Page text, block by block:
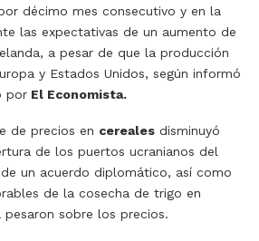
décimo mes consecutivo y en la
las expectativas de un aumento de
a pesar de que la producción
y Estados Unidos, según informó
por El Economista.
de precios en cereales disminuyó
de los puertos ucranianos del
un acuerdo diplomático, así como
de la cosecha de trigo en
pesaron sobre los precios.